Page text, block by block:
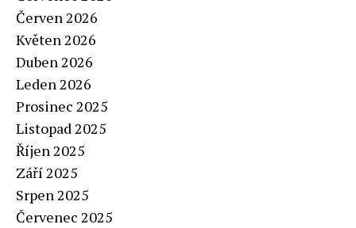
Červen 2026
Květen 2026
Duben 2026
Leden 2026
Prosinec 2025
Listopad 2025
Říjen 2025
Září 2025
Srpen 2025
Červenec 2025